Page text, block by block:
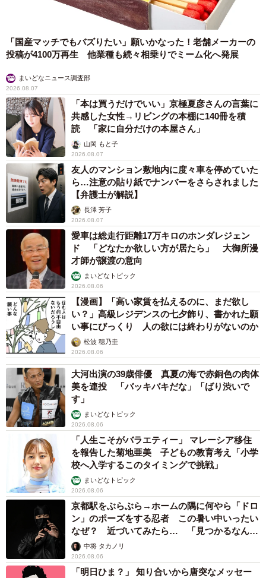
「国産マッチでもバズりたい」願いかなった！老舗メーカーの
投稿が4100万再生 他業種も続々相乗りでミーム化へ発展
まいどなニュース調査部
2026.08.07
「本は買うだけでいい」京極夏彦さんの言葉に
共感した女性→リビングの本棚に140冊を積
読 「家に自分だけの本屋さん」
山岡 もと子
2026.08.07
友人のマンション敷地内に度々車を停めていた
ら…注意の貼り紙でナンバーをさらされました
【弁護士が解説】
長澤 芳子
2026.08.07
愛車は総走行距離17万キロのホンダレジェン
ド 「どなたか欲しい方が居たら」 大御所漫
才師が譲渡の意向
まいどなトピック
2026.08.06
【漫画】「高い家賃を払えるのに、まだ欲し
い？」高級レジデンスの七夕飾り、書かれた願
い事にびっくり 人の欲には終わりがないのか
松波 穂乃圭
2026.08.06
大河出演の39歳俳優 真夏の海で赤銅色の肉体
美を連投 「バッキバキだな」「ばり渋いで
す」
まいどなトピック
2026.08.06
「人生こそがバラエティー」 マレーシア移住
を報告した菊地亜美 子どもの教育考え「小学
校へ入学するこのタイミングで挑戦」
まいどなトピック
2026.08.06
京都駅をぶらぶら→ホームの隅に何やら「ドロ
ン」のポーズをする忍者 この暑い中いったい
なぜ？ 近づいてみたら… 「見つかるなんて
未熟」中将 タカノリ
2026.08.06
「明日ひま？」 知り合いから唐突なメッセー